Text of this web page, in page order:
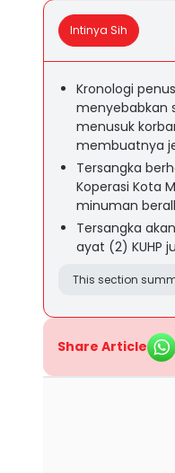
Intinya Sih
Kronologi
menyebabkan
menusuk
membuatnya
Tersangka
Koperasi Kota
minuman
Tersangka
ayat (2) KUHP
This section
Share Article